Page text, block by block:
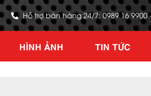
Hỗ trợ bán hàng 24/7: 0989 16 9900
HÌNH ẢNH TIN TỨC